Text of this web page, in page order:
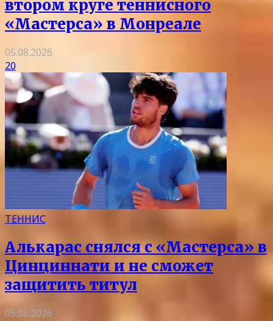
втором круге теннисного
«Мастерса» в Монреале
05.08.2026
20
ТЕННИС
Алькарас снялся с «Мастерса» в
Цинциннати и не сможет
защитить титул
05.08.2026